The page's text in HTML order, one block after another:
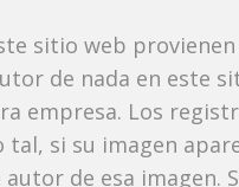
sitio web
de nada en este
empresa. Los
si su imagen
de esa imagen.